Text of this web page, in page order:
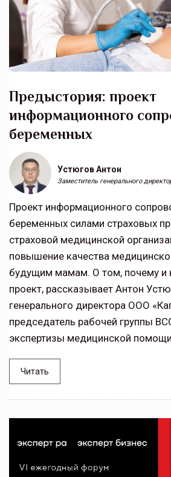
Предыстория: проект
информационного
беременных
Устюгов Антон
Заместитель генерального
Проект информационного
беременных силами страховых
страховой медицинской
повышение качества
будущим мамам. О том, почему и
проект, рассказывает Антон
генерального директора ООО
председатель рабочей группы
экспертизы медицинской
Читать